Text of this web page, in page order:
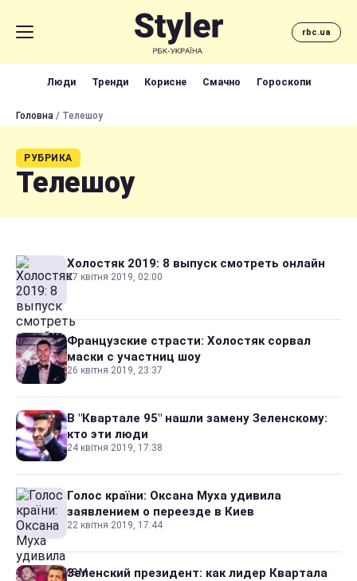
rbc.ua
Люди Тренди Корисне Смачно Гороскопи
Головна / Телешоу
РУБРИКА
Телешоу
Холостяк 2019: 8 выпуск смотреть онлайн
27 квітня 2019, 02:00
Французские страсти: Холостяк сорвал
маски с участниц шоу
26 квітня 2019, 23:37
В "Квартале 95" нашли замену Зеленскому:
кто эти люди
24 квітня 2019, 17:38
Голос країни: Оксана Муха удивила
заявлением о переезде в Киев
22 квітня 2019, 17:44
Зеленский президент: как лидер Квартала